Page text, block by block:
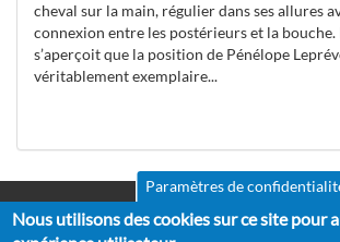
cheval sur la main, régulier dans ses allures
connexion entre les postérieurs et la bouche.
s’aperçoit que la position de Pénélope
véritablement exemplaire...
Mentions légales
Paramètres de
Nous utilisons des cookies sur ce site pour